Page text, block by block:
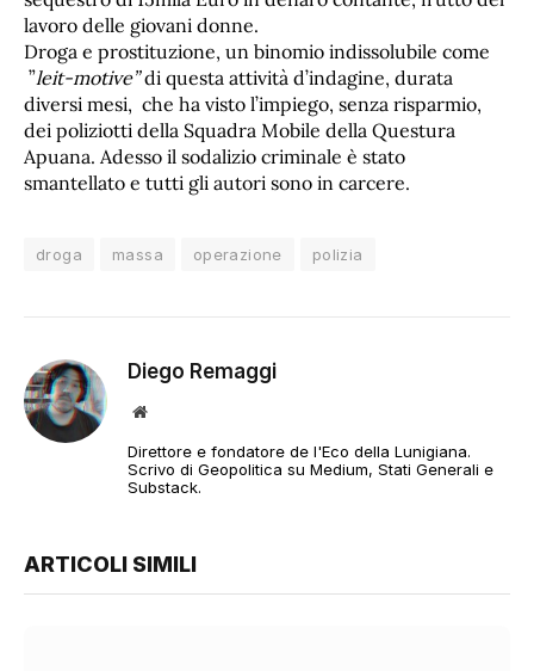
lavoro delle giovani donne.
Droga e prostituzione, un binomio indissolubile come
”leit-motive”di questa attività d’indagine, durata
diversi mesi, che ha visto l’impiego, senza risparmio,
dei poliziotti della Squadra Mobile della Questura
Apuana. Adesso il sodalizio criminale è stato
smantellato e tutti gli autori sono in carcere.
droga massa operazione polizia
Diego Remaggi
Sito
Direttore e fondatore de l'Eco della Lunigiana.
Scrivo di Geopolitica su Medium, Stati Generali e
Substack.
ARTICOLI SIMILI